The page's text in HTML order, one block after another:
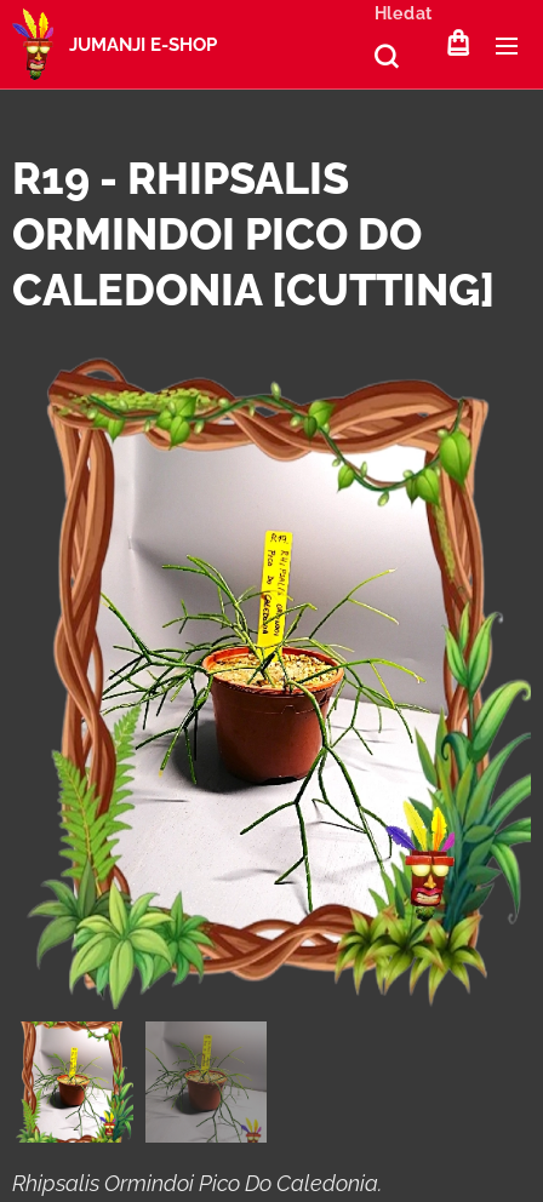
JUMANJI E-SHOP
Hledat
R19 - RHIPSALIS
ORMINDOI PICO DO
CALEDONIA [CUTTING]
Rhipsalis Ormindoi Pico Do Caledonia.